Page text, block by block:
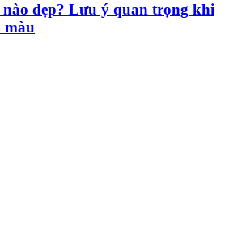
đẹp? Lưu ý quan trọng khi
màu